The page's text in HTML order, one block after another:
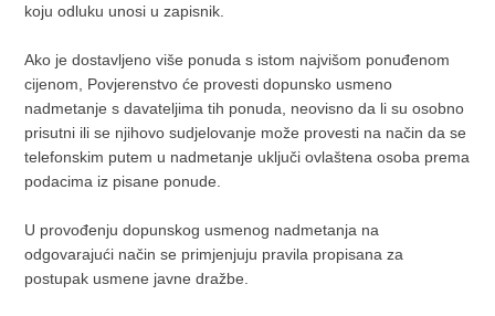
koju odluku unosi u zapisnik.
Ako je dostavljeno više ponuda s istom najvišom ponuđenom
cijenom, Povjerenstvo će provesti dopunsko usmeno
nadmetanje s davateljima tih ponuda, neovisno da li su osobno
prisutni ili se njihovo sudjelovanje može provesti na način da se
telefonskim putem u nadmetanje uključi ovlaštena osoba prema
podacima iz pisane ponude.
U provođenju dopunskog usmenog nadmetanja na
odgovarajući način se primjenjuju pravila propisana za
postupak usmene javne dražbe.